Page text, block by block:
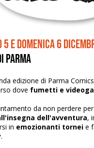
5 e domenica 6
Parma
edizione di Parma
dove fumetti e
da non perdere
dell'avventura,
in emozionanti tornei e
.